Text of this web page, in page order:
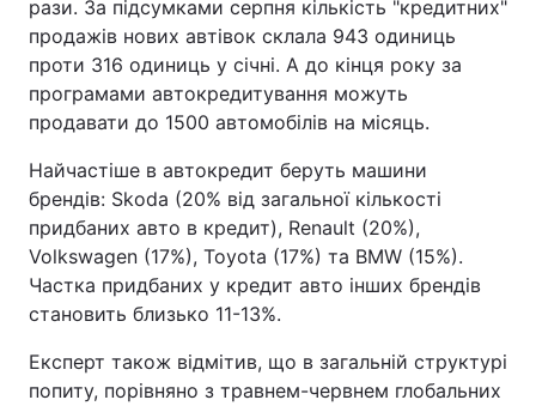
рази. За підсумками серпня кількість "кредитних"
продажів нових автівок склала 943 одиниць
проти 316 одиниць у січні. А до кінця року за
програмами автокредитування можуть
продавати до 1500 автомобілів на місяць.
Найчастіше в автокредит беруть машини
брендів: Skoda (20% від загальної кількості
придбаних авто в кредит), Renault (20%),
Volkswagen (17%), Toyota (17%) та BMW (15%).
Частка придбаних у кредит авто інших брендів
становить близько 11-13%.
Експерт також відмітив, що в загальній структурі
попиту, порівняно з травнем-червнем глобальних